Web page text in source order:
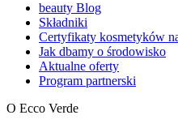
beauty Blog
Składniki
Certyfikaty kosmetyków
Jak dbamy o środowisko
Aktualne oferty
Program partnerski
O Ecco Verde